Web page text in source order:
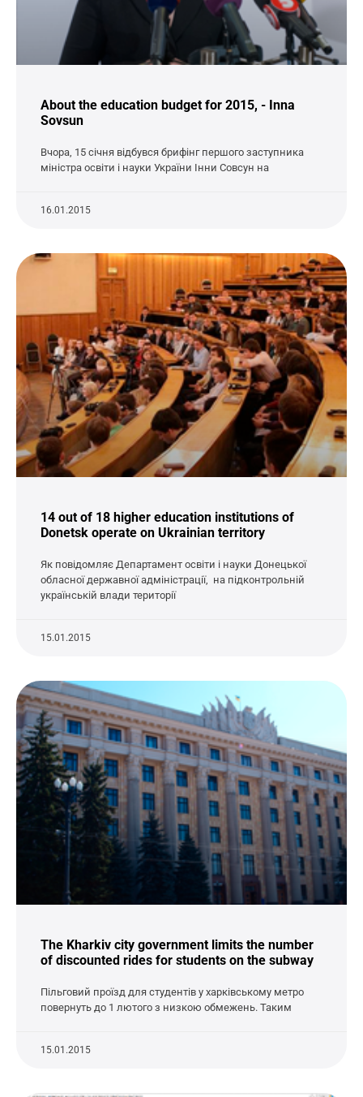
About the education budget for 2015, - Inna
Sovsun
Вчора, 15 січня відбувся брифінг першого заступника
міністра освіти і науки України Інни Совсун на
16.01.2015
14 out of 18 higher education institutions of
Donetsk operate on Ukrainian territory
Як повідомляє Департамент освіти і науки Донецької
обласної державної адміністрації, на підконтрольній
українській влади території
15.01.2015
The Kharkiv city government limits the number
of discounted rides for students on the subway
Пільговий проїзд для студентів у харківському метро
повернуть до 1 лютого з низкою обмежень. Таким
15.01.2015